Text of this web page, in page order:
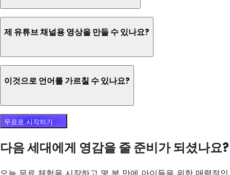
제 유튜브 채널용 영상을 만들 수 있나요?
이것으로 언어를 가르칠 수 있나요?
무료로 시작하기
다음 세대에게 영감을 줄 준비가 되셨나요?